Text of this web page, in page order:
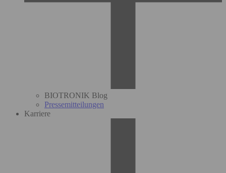
BIOTRONIK Blog
Pressemitteilungen
Karriere